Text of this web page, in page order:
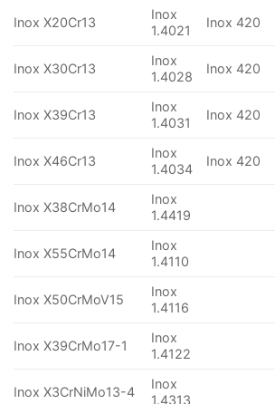
Inox X20Cr13
Inox
1.4021
Inox 420
Inox X30Cr13
Inox
1.4028
Inox 420
Inox X39Cr13
Inox
1.4031
Inox 420
Inox X46Cr13
Inox
1.4034
Inox 420
Inox X38CrMo14
Inox
1.4419
Inox X55CrMo14
Inox
1.4110
Inox X50CrMoV15
Inox
1.4116
Inox X39CrMo17-1
Inox
1.4122
Inox X3CrNiMo13-4
Inox
1.4313